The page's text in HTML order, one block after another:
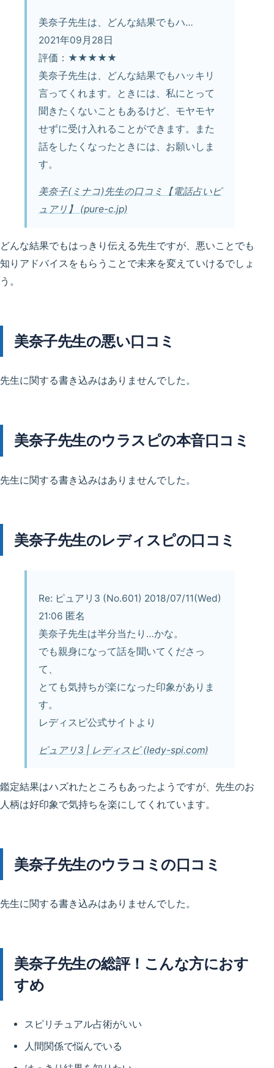
美奈子先生は、どんな結果でもハ…
2021年09月28日
評価：★★★★★
美奈子先生は、どんな結果でもハッキリ
言ってくれます。ときには、私にとって
聞きたくないこともあるけど、モヤモヤ
せずに受け入れることができます。また
話をしたくなったときには、お願いしま
す。
美奈子(ミナコ)先生の口コミ【電話占いピ
ュアリ】 (pure-c.jp)
どんな結果でもはっきり伝える先生ですが、悪いことでも
知りアドバイスをもらうことで未来を変えていけるでしょ
う。
美奈子先生の悪い口コミ
先生に関する書き込みはありませんでした。
美奈子先生のウラスピの本音口コミ
先生に関する書き込みはありませんでした。
美奈子先生のレディスピの口コミ
Re: ピュアリ3 (No.601) 2018/07/11(Wed)
21:06 匿名
美奈子先生は半分当たり…かな。
でも親身になって話を聞いてくださっ
て、
とても気持ちが楽になった印象がありま
す。
レディスピ公式サイトより
ピュアリ3 | レディスピ (ledy-spi.com)
鑑定結果はハズれたところもあったようですが、先生のお
人柄は好印象で気持ちを楽にしてくれています。
美奈子先生のウラコミの口コミ
先生に関する書き込みはありませんでした。
美奈子先生の総評！こんな方におす
すめ
スピリチュアル占術がいい
人間関係で悩んでいる